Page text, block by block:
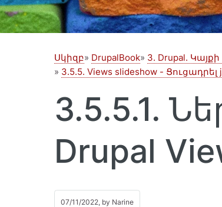
Սկիզբ DrupalBook 3. Drupal.
3.5.5. Views slideshow -
3.5.5.1.
Drupal
07/11/2022, by Narine